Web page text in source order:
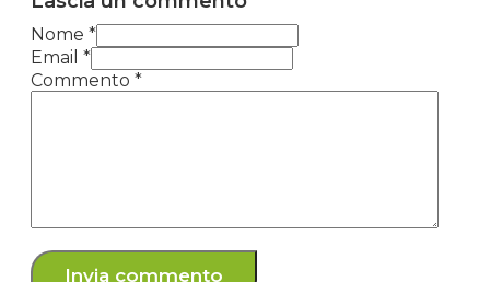
Nome *
Email *
Commento *